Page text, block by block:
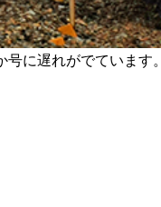
に遅れがでています。